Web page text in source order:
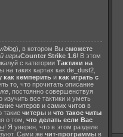
blog), в котором Вы сможете
игрыCounter Strike 1.6! В этом
с категории Тактики на
на таких картах как de_dust2,
как кемперитьи как играть с
то, что прочитать описание
, постоянно совершенствуя
все тактики и уметь
читеров и самих читов в
такие читеры и что такое читы
о том, что делать если Вас
! Я уверен, что в этом разделе
Сами же чит-программыв